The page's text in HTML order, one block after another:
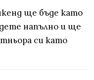
ще бъде като
напълно и ще
си като